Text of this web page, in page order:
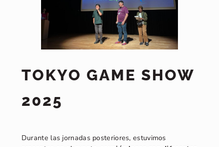
TOKYO GAME SHOW
2025
Durante las jornadas posteriores, estuvimos